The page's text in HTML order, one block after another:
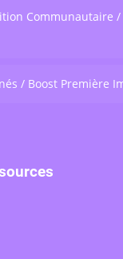
Communautaire /
/ Boost Première